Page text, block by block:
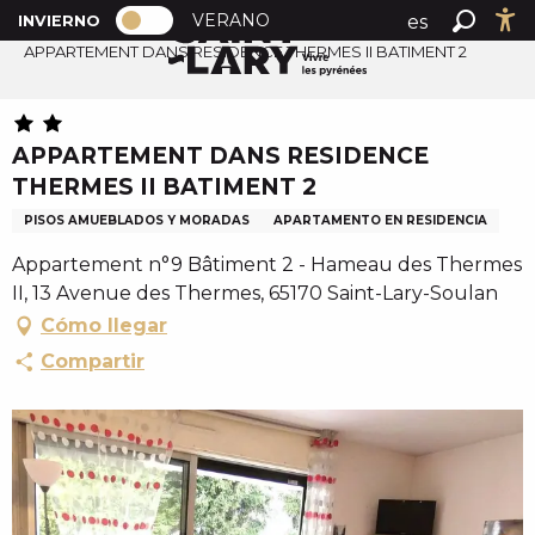
A
l
r
a
u
c
n
t
e
n
p
n
PAGE D’ACCUEIL ACTUELLE HIVER : PASSER EN
INVIERNO PAGE D’ACCUEIL ACTUELLE HIVER :
VERANO
es
Buscar
Inicio
APPARTEMENT DANS RESIDENCE THERMES II BATIMENT 2
APPARTEMENT DANS RESIDENCE
THERMES II BATIMENT 2
PISOS AMUEBLADOS Y MORADAS APARTAMENTO EN RESIDENCIA
Appartement n°9 Bâtiment 2 - Hameau des Thermes
II, 13 Avenue des Thermes, 65170 Saint-Lary-Soulan
Cómo llegar
Compartir